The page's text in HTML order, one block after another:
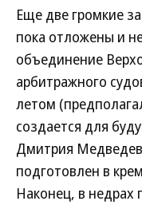
Еще две громкие
пока отложены и
объединение
арбитражного
летом
создается для
Дмитрия
подготовлен в
Наконец, в недрах